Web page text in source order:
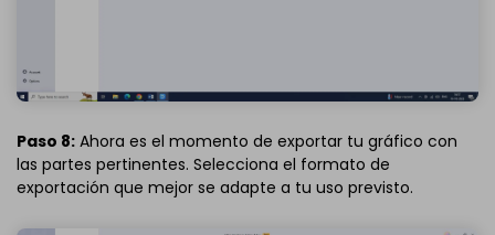
Paso 8: Ahora es el momento de exportar tu gráfico con
las partes pertinentes. Selecciona el formato de
exportación que mejor se adapte a tu uso previsto.